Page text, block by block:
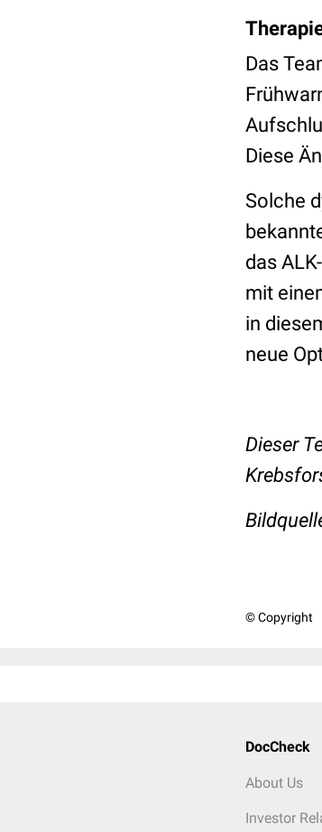
Das
Diese
Solche
das
mit
in
neue
Dieser
© Copyright
DocCheck
About Us
Investor